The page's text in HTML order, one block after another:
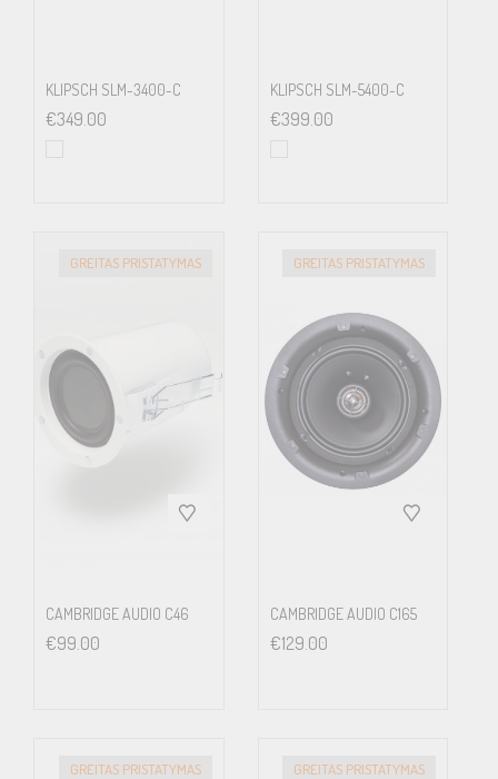
KLIPSCH SLM-3400-C
€349.00
KLIPSCH SLM-5400-C
€399.00
GREITAS PRISTATYMAS
CAMBRIDGE AUDIO C46
€99.00
GREITAS PRISTATYMAS
CAMBRIDGE AUDIO C165
€129.00
GREITAS PRISTATYMAS GREITAS PRISTATYMAS